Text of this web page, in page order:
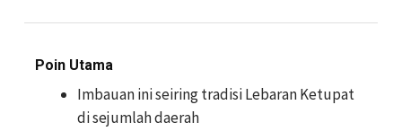
Poin Utama
Imbauan ini seiring tradisi Lebaran Ketupat
di sejumlah daerah